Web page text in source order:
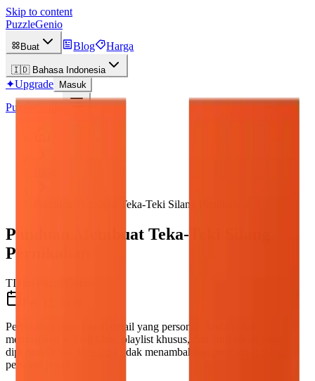
Skip to content
PuzzleGenio
Buat Blog Harga
🇮🇩 Bahasa Indonesia
✦Upgrade Masuk
PuzzleGenio
Panduan Membuat Teka-Teki Silang Pernikahan
Panduan Membuat Teka-Teki Silang
Pernikahan
TI
Pernikahan adalah soal detail yang personal. Anda sudah
menyiapkan koktail khas, playlist khusus, dan janji nikah yang
dipersonalisasi. Mengapa tidak menambahkan permainan yang
personal juga?